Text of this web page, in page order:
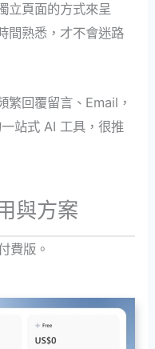
立頁面的方式來呈
間熟悉，才不會迷路
繁回覆留言、Email，
站式 AI 工具，很推
與方案
費版。